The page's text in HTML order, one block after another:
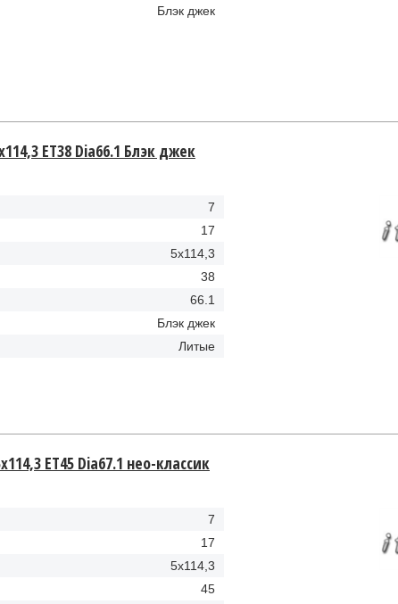
Блэк джек
ET38 Dia66.1 Блэк джек
7
17
5x114,3
38
66.1
Блэк джек
Литые
ET45 Dia67.1 нео-классик
7
17
5x114,3
45